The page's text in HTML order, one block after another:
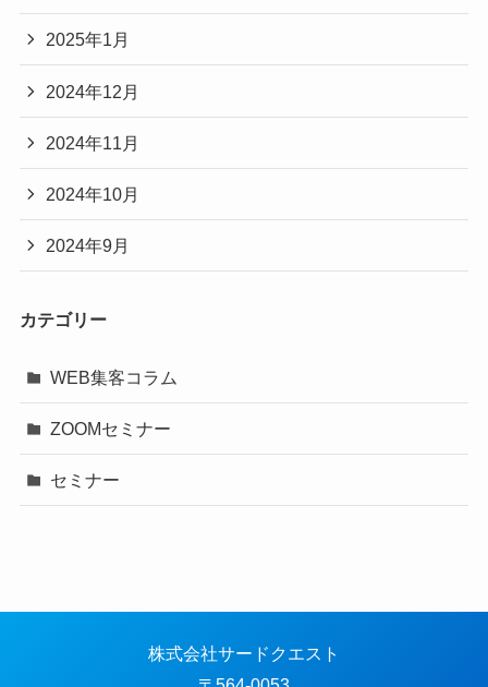
2025年1月
2024年12月
2024年11月
2024年10月
2024年9月
カテゴリー
WEB集客コラム
ZOOMセミナー
セミナー
株式会社サードクエスト